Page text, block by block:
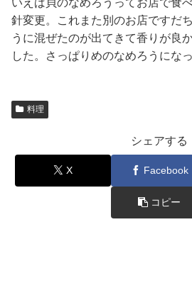
いえば貝のなめろうってお店で食
針変更。これまた別のお店ですだ
うに混ぜたのが出てきて香りが良
した。さっぱりめのなめろうになっ
料理
シェアする
X Facebook
コピー